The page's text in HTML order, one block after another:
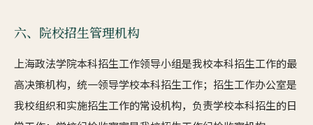
六、院校招生管理机构
上海政法学院本科招生工作领导小组是我校本科招生工作的最
高决策机构，统一领导学校本科招生工作；招生工作办公室是
我校组织和实施招生工作的常设机构，负责学校本科招生的日